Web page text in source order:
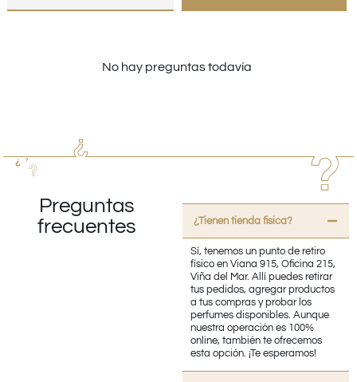
No hay preguntas todavía
Preguntas
frecuentes
¿Tienen tienda fisica?
Sí, tenemos un punto de retiro
físico en Viana 915, Oficina 215,
Viña del Mar. Allí puedes retirar
tus pedidos, agregar productos
a tus compras y probar los
perfumes disponibles. Aunque
nuestra operación es 100%
online, también te ofrecemos
esta opción. ¡Te esperamos!